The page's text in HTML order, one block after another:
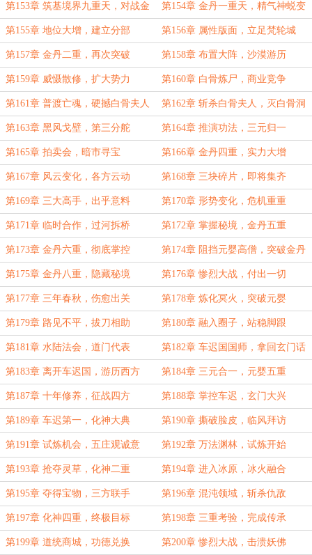
第153章 筑基境界九重天，对战金
丹境界高僧
第154章 金丹一重天，精气神蜕变
第155章 地位大增，建立分部 第156章 属性版面，立足梵轮城
第157章 金丹二重，再次突破 第158章 布置大阵，沙漠游历
第159章 威慑散修，扩大势力 第160章 白骨炼尸，商业竞争
第161章 普渡亡魂，硬撼白骨夫人 第162章 斩杀白骨夫人，灭白骨洞
一脉
第163章 黑风戈壁，第三分舵 第164章 推演功法，三元归一
第165章 拍卖会，暗市寻宝 第166章 金丹四重，实力大增
第167章 风云变化，各方云动 第168章 三块碎片，即将集齐
第169章 三大高手，出乎意料 第170章 形势变化，危机重重
第171章 临时合作，过河拆桥 第172章 掌握秘境，金丹五重
第173章 金丹六重，彻底掌控 第174章 阻挡元婴高僧，突破金丹
七重
第175章 金丹八重，隐藏秘境 第176章 惨烈大战，付出一切
第177章 三年春秋，伤愈出关 第178章 炼化冥火，突破元婴
第179章 路见不平，拔刀相助 第180章 融入圈子，站稳脚跟
第181章 水陆法会，道门代表 第182章 车迟国国师，拿回玄门话
语权
第183章 离开车迟国，游历西方 第184章 三元合一，元婴五重
第187章 十年修养，征战四方 第188章 掌控车迟，玄门大兴
第189章 车迟第一，化神大典 第190章 撕破脸皮，临风拜访
第191章 试炼机会，五庄观诚意 第192章 万法渊林，试炼开始
第193章 抢夺灵草，化神二重 第194章 进入冰原，冰火融合
第195章 夺得宝物，三方联手 第196章 混沌领域，斩杀仇敌
第197章 化神四重，终极目标 第198章 三重考验，完成传承
第199章 道统商城，功德兑换 第200章 惨烈大战，击溃妖佛